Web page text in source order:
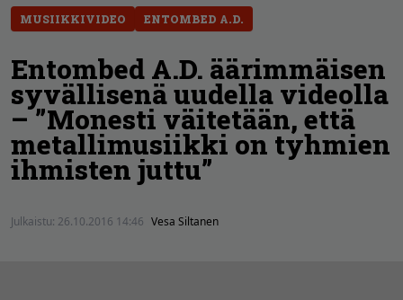
MUSIIKKIVIDEO ENTOMBED A.D.
Entombed A.D. äärimmäisen
syvällisenä uudella videolla
– ”Monesti väitetään, että
metallimusiikki on tyhmien
ihmisten juttu”
Julkaistu: 26.10.2016 14:46 Vesa Siltanen